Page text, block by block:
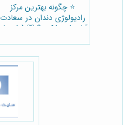
⭐️ چگونه بهترین مرکز
رادیولوژی دندان در سعادت
آباد را پیدا کنیم؟ 🦷 (راهنمای